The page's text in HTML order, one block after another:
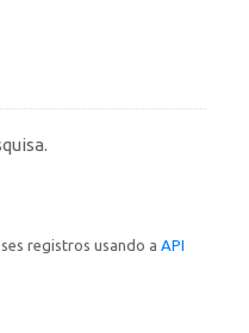
registros usando a API